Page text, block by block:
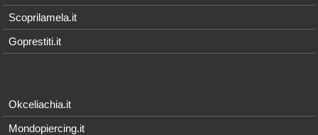
Scoprilamela.it
Goprestiti.it
Okceliachia.it
Mondopiercing.it